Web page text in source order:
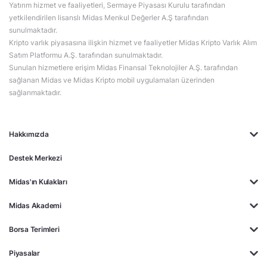
Hakkımızda
Destek Merkezi
Midas'ın Kulakları
Midas Akademi
Borsa Terimleri
Piyasalar
Yatırım hizmet ve faaliyetleri, Sermaye Piyasası Kurulu tarafından
yetkilendirilen lisanslı Midas Menkul Değerler A.Ş tarafından
sunulmaktadır.
Kripto varlık piyasasına ilişkin hizmet ve faaliyetler Midas Kripto Varlık Alım
Satım Platformu A.Ş. tarafından sunulmaktadır.
Sunulan hizmetlere erişim Midas Finansal Teknolojiler A.Ş. tarafından
sağlanan Midas ve Midas Kripto mobil uygulamaları üzerinden
sağlanmaktadır.